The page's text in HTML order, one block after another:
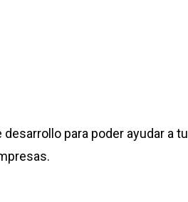
para poder ayudar a tu